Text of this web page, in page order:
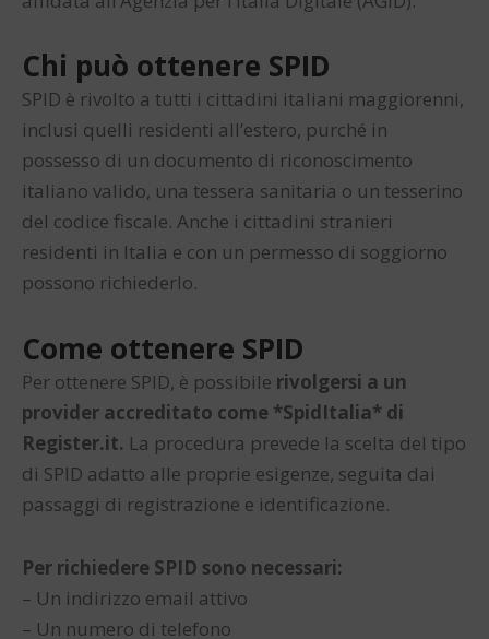
Chi può ottenere SPID
SPID è rivolto a tutti i cittadini italiani maggiorenni,
inclusi quelli residenti all’estero, purché in
possesso di un documento di riconoscimento
italiano valido, una tessera sanitaria o un tesserino
del codice fiscale. Anche i cittadini stranieri
residenti in Italia e con un permesso di soggiorno
possono richiederlo.
Come ottenere SPID
Per ottenere SPID, è possibile rivolgersi a un
provider accreditato come *SpidItalia* di
Register.it. La procedura prevede la scelta del tipo
di SPID adatto alle proprie esigenze, seguita dai
passaggi di registrazione e identificazione.
Per richiedere SPID sono necessari:
– Un indirizzo email attivo
– Un numero di telefono